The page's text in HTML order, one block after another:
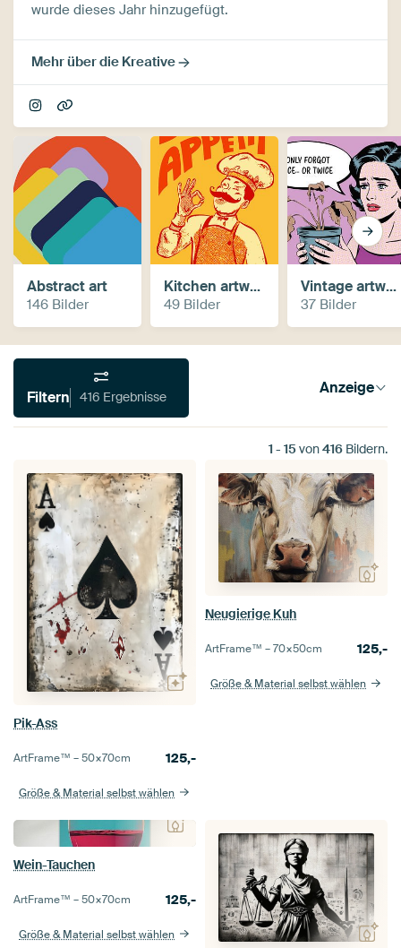
wurde dieses Jahr hinzugefügt.
Mehr über die Kreative
Abstract art
146 Bilder
Kitchen artwork
49 Bilder
Vintage artwork
37 Bilder
Filtern 416 Ergebnisse Anzeige
1 - 15von416 Bildern.
Pik-Ass
ArtFrame™ –50×70cm 125,-
Größe & Material selbst wählen
Neugierige Kuh
ArtFrame™ –70×50cm 125,-
Größe & Material selbst wählen
Wein-Tauchen
ArtFrame™ –50×70cm 125,-
Größe & Material selbst wählen